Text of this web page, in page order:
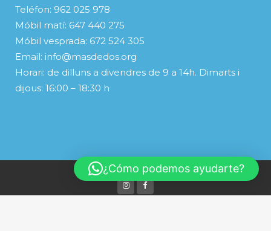
Teléfon: 962 025 978
Móbil matí: 647 440 275
Móbil vesprada: 672 524 305
Email: info@masdedos.org
Horari: de dilluns a divendres de 9 a 14h. Dimarts i
dijous: 16:00 – 18:30 h
© Copyright
¿Cómo podemos ayudarte?